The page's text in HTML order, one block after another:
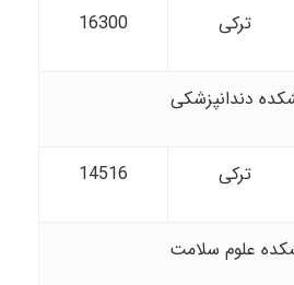
ترکی 16300
دندانپزشکی
ترکی 14516
علوم سلامت